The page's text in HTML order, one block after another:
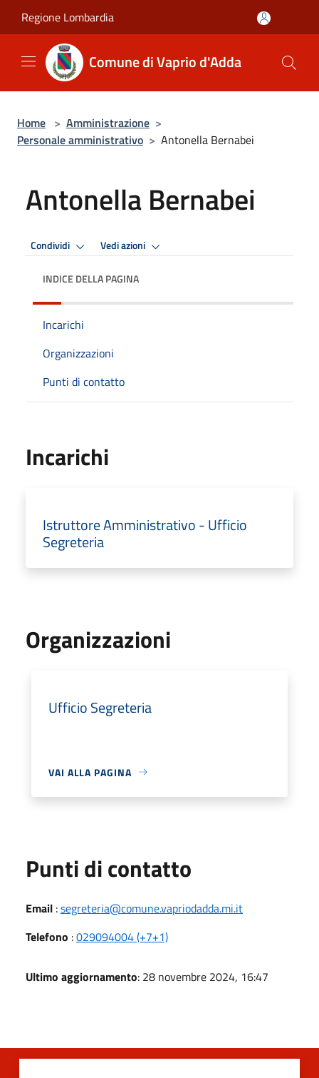
Regione Lombardia
Comune di Vaprio d'Adda
Home > Amministrazione >
Personale amministrativo > Antonella Bernabei
Antonella Bernabei
Condividi Vedi azioni
INDICE DELLA PAGINA
Incarichi
Organizzazioni
Punti di contatto
Incarichi
Istruttore Amministrativo - Ufficio
Segreteria
Organizzazioni
Ufficio Segreteria
VAI ALLA PAGINA
Punti di contatto
Email :segreteria@comune.vapriodadda.mi.it
Telefono :029094004 (+7+1)
Ultimo aggiornamento: 28 novembre 2024, 16:47